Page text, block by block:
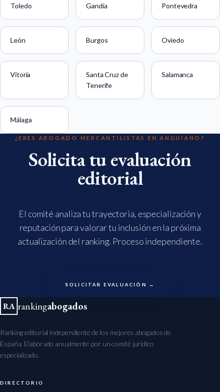
Toledo Gandía Pontevedra
León Burgos Oviedo
Vitoria
Santa Cruz de
Tenerife
Salamanca
Málaga
¿ERES ABOGADO MERCANTILISTAS EN ANGUIANO?
Solicita tu evaluación
editorial
El comité analiza tu trayectoria, especialización y
reputación para valorar tu inclusión en la próxima
actualización del ranking. Proceso independiente.
SOLICITAR EVALUACIÓN →
RA rankingabogados
Ranking editorial independiente de los mejores abogados de
España. Elaborado anualmente por un comité jurídico
especializado.
DIRECTORIO